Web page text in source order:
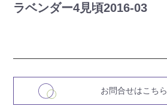
ラベンダー4見頃2016-03
お問合せはこちら